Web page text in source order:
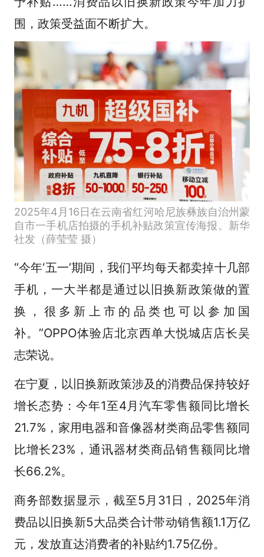
围，政策受益面不断扩大。
2025年4月16日在云南省红河哈尼族彝族自治州蒙
自市一手机店拍摄的手机补贴政策宣传海报。新华
社发（薛莹莹 摄）
“今年‘五一’期间，我们平均每天都卖掉十几部
手机，一大半都是通过以旧换新政策做的置
换，很多新上市的品类也可以参加国
补。”OPPO体验店北京西单大悦城店店长吴
志荣说。
在宁夏，以旧换新政策涉及的消费品保持较好
增长态势：今年1至4月汽车零售额同比增长
21.7%，家用电器和音像器材类商品零售额同
比增长23%，通讯器材类商品销售额同比增
长66.2%。
商务部数据显示，截至5月31日，2025年消
费品以旧换新5大品类合计带动销售额1.1万亿
元，发放直达消费者的补贴约1.75亿份。